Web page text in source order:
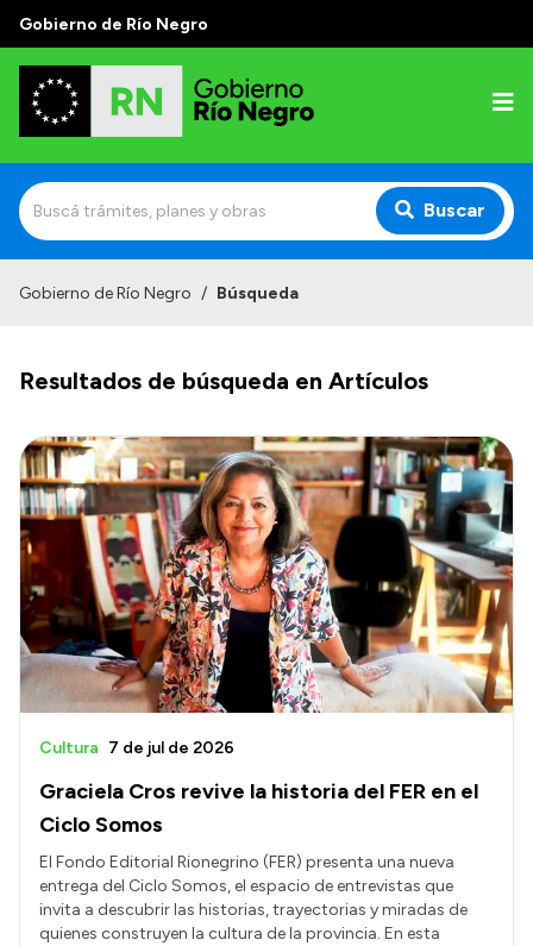
Gobierno de Río Negro
Buscar
Prensa
Autoridades y Organismos
Discursos en la Legislatura
Casa de Gobierno
Acerca de Río Negro
Historia
Geografía
Invertí en Río Negro
Transparencia
Presupuesto
Boletín Oficial
Compras y licitaciones
Gobierno de Río Negro / Búsqueda
Resultados de búsqueda en Artículos
Graciela Cros revive la historia del FER en el
Ciclo Somos
Cultura 7 de jul de 2026
El Fondo Editorial Rionegrino (FER) presenta una nueva
entrega del Ciclo Somos, el espacio de entrevistas que
invita a descubrir las historias, trayectorias y miradas de
quienes construyen la cultura de la provincia. En esta